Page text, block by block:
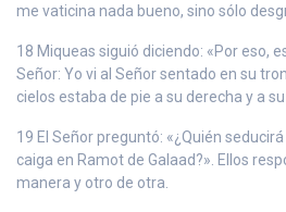
me vaticina nada bueno, sino sólo
18 Miqueas siguió diciendo: «Por eso,
Señor: Yo vi al Señor sentado en su
cielos estaba de pie a su derecha y a
19 El Señor preguntó: «¿Quién
caiga en Ramot de Galaad?». Ellos
manera y otro de otra.